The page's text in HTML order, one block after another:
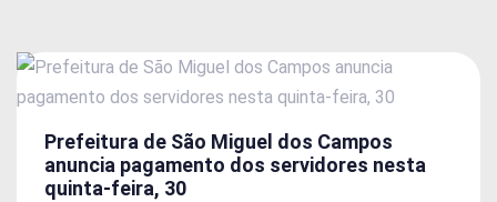
Prefeitura de São Miguel dos Campos
anuncia pagamento dos servidores nesta
quinta-feira, 30